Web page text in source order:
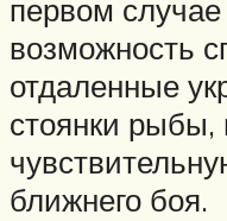
первом
возможность
отдаленные
стоянки рыбы,
ближнего боя.